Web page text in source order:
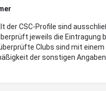
der CSC-Profile sind
jeweils die Eintragung
Clubs sind mit
der sonstigen